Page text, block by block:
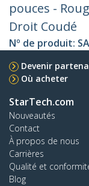
pouces -
Droit Coudé
Nº de produit:
Devenir
Où acheter
StarTech.com
Nouveautés
Contact
À propos de nous
Carrières
Qualité et
Blog